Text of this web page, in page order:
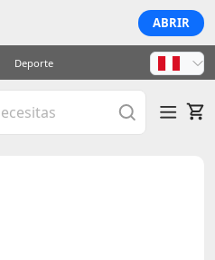
ABRIR
Deporte